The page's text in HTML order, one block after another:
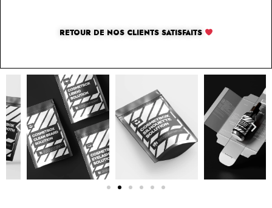
RETOUR DE NOS CLIENTS SATISFAITS